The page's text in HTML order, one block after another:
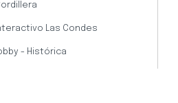
Las Condes
- Histórica